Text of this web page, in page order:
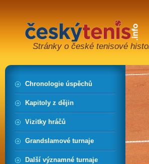
Stránky o české tenisové
Chronologie úspěchů
Kapitoly z dějin
Vizitky hráčů
Grandslamové turnaje
Další významné turnaje